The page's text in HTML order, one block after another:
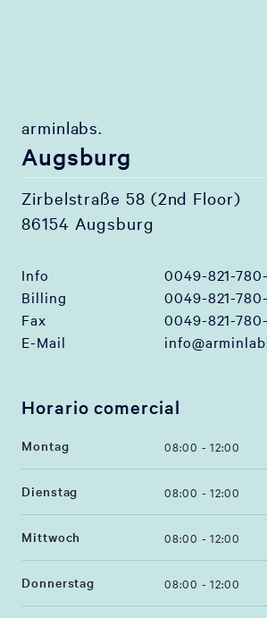
arminlabs.
Augsburg
Zirbelstraße 58 (2nd Floor)
86154 Augsburg
Info
0049-821-
Billing
0049-821-
Fax
0049-821-
E-Mail
Horario comercial
Montag 08:00 - 12:00
Dienstag 08:00 - 12:00
Mittwoch 08:00 - 12:00
Donnerstag 08:00 - 12:00